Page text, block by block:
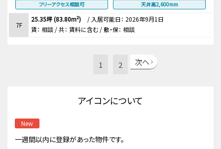
フリーアクセス相談可
天井高2,600mm
7F
25.35坪 (83.80m²) / 入居可能日： 2026年9月1日
賃： 相談 / 共： 賃料に含む / 敷・保： 相談
1 2 次へ
アイコンについて
New
一週間以内に登録があった物件です。